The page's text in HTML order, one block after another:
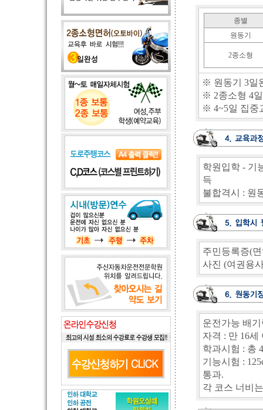
종별
원동기
2종소형
※ 원동기 3일
※ 2종소형 4
※ 4~5일 집중
학원입학 - 기
득
불합격시 : 원
주민등록증(
사진 (여권용
운전가능 배
자격 : 만 16
학과시험 : 총
기능시험 :
통과.
각 코스 너비